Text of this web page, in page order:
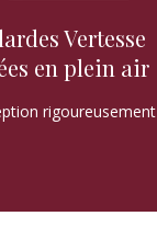
Vertesse
en plein air